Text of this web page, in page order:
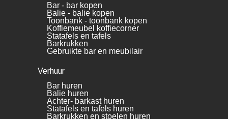
Bar - bar kopen
Balie - balie kopen
Toonbank - toonbank kopen
Koffiemeubel koffiecorner
Statafels en tafels
Barkrukken
Gebruikte bar en meubilair
Verhuur
Bar huren
Balie huren
Achter- barkast huren
Statafels en tafels huren
Barkrukken en stoelen huren